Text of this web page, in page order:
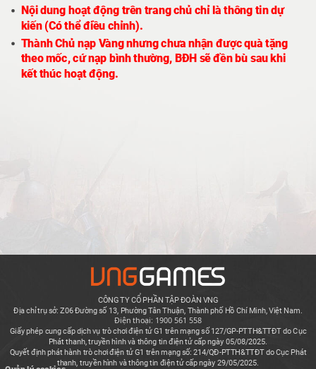
Nội dung hoạt động trên trang chủ chỉ là thông tin dự
kiến (Có thể điều chỉnh).
Thành Chủ nạp Vàng nhưng chưa nhận được quà tặng
theo mốc, cứ nạp bình thường, BĐH sẽ đền bù sau khi
kết thúc hoạt động.
CÔNG TY CỔ PHẦN TẬP ĐOÀN VNG
Địa chỉ trụ sở: Z06 Đường số 13, Phường Tân Thuận, Thành phố Hồ Chí Minh, Việt Nam.
Điện thoại: 1900 561 558
Giấy phép cung cấp dịch vụ trò chơi điện tử G1 trên mạng số 127/GP-PTTH&TTĐT do Cục
Phát thanh, truyền hình và thông tin điện tử cấp ngày 05/08/2025.
Quyết định phát hành trò chơi điện tử G1 trên mạng số: 214/QĐ-PTTH&TTĐT do Cục Phát
thanh, truyền hình và thông tin điện tử cấp ngày 29/05/2025.